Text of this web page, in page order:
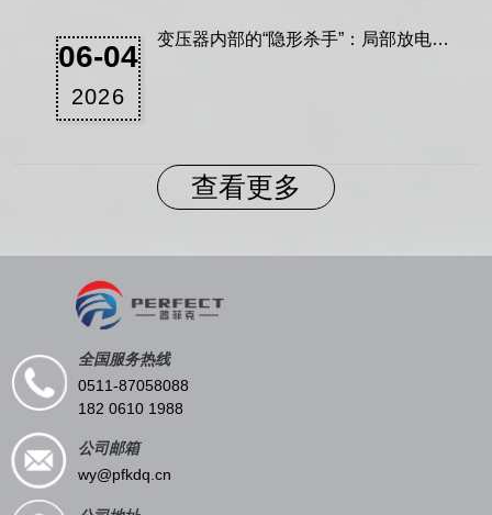
06-04
2026
变压器内部的“隐形杀手”：局部放电检
查看更多
全国服务热线
0511-87058088
182 0610 1988
公司邮箱
wy@pfkdq.cn